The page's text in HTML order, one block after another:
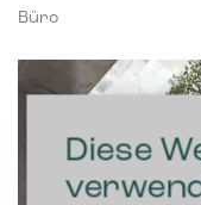
Diese
Büro